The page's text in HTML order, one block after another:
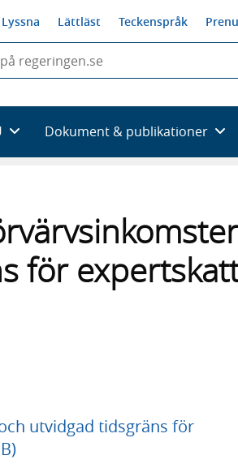
Lyssna Lättläst Teckenspråk
Dokument & publikationer
för
utvidgad tidsgräns för